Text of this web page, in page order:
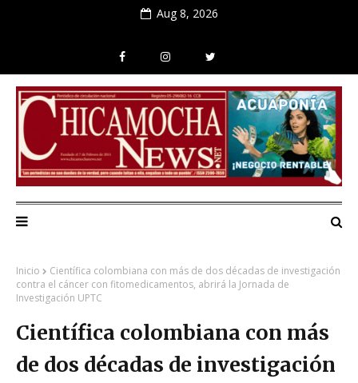
Aug 8, 2026
Inicio
Científica colombiana con más de dos décadas de investigación
contra el cáncer con fitomedicamentos, abrirá la Jornada de
Investigación UPTC
Científica colombiana con más
de dos décadas de investigación